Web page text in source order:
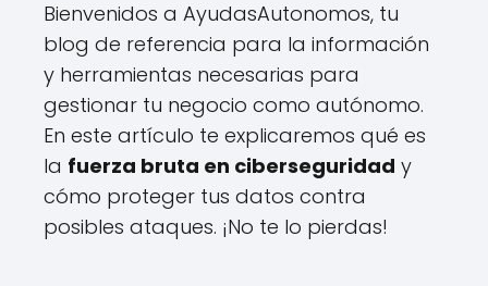
Bienvenidos a AyudasAutonomos, tu
blog de referencia para la información
y herramientas necesarias para
gestionar tu negocio como autónomo.
En este artículo te explicaremos qué es
la fuerza bruta en ciberseguridad y
cómo proteger tus datos contra
posibles ataques. ¡No te lo pierdas!